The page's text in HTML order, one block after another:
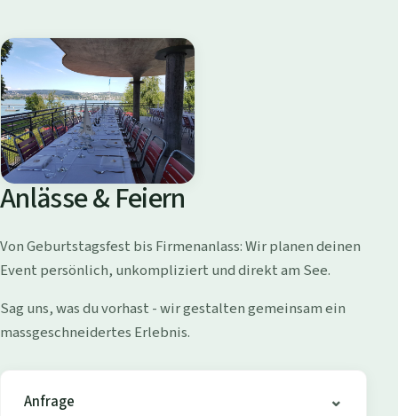
B
a
d
i
W
o
l
i
s
h
o
e
n
Anlässe & Feiern
Von Geburtstagsfest bis Firmenanlass: Wir planen deinen
Event persönlich, unkompliziert und direkt am See.
Sag uns, was du vorhast - wir gestalten gemeinsam ein
massgeschneidertes Erlebnis.
Anfrage